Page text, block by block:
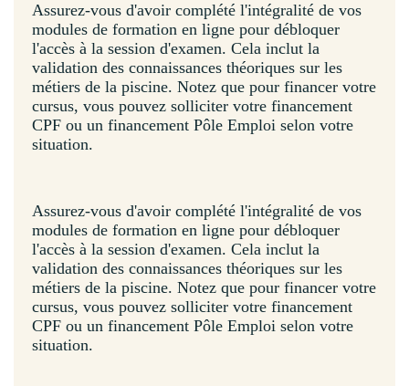
Assurez-vous d'avoir complété l'intégralité de vos
modules de formation en ligne pour débloquer
l'accès à la session d'examen. Cela inclut la
validation des connaissances théoriques sur les
métiers de la piscine. Notez que pour financer votre
cursus, vous pouvez solliciter votre financement
CPF ou un financement Pôle Emploi selon votre
situation.
Assurez-vous d'avoir complété l'intégralité de vos
modules de formation en ligne pour débloquer
l'accès à la session d'examen. Cela inclut la
validation des connaissances théoriques sur les
métiers de la piscine. Notez que pour financer votre
cursus, vous pouvez solliciter votre financement
CPF ou un financement Pôle Emploi selon votre
situation.